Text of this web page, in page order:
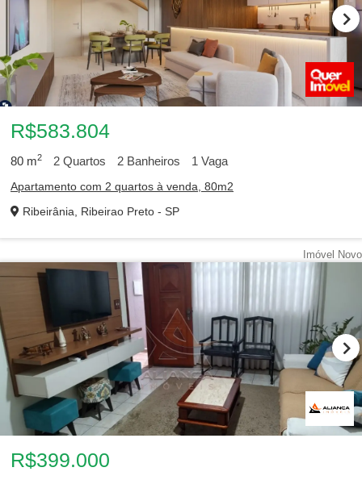
R$583.804
80 m2 2 Quartos 2 Banheiros 1 Vaga
Apartamento com 2 quartos à venda, 80m2
Ribeirânia, Ribeirao Preto - SP
Imóvel Novo
R$399.000